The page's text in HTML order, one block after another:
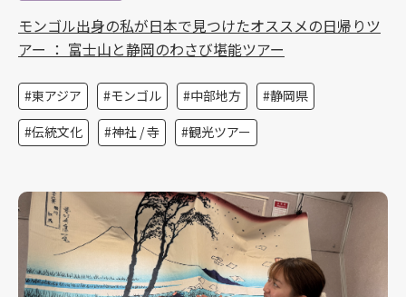
モンゴル出身の私が日本で見つけたオススメの日帰りツ
アー ： 富士山と静岡のわさび堪能ツアー
東アジア モンゴル 中部地方
静岡県
伝統文化
神社 / 寺 観光ツアー